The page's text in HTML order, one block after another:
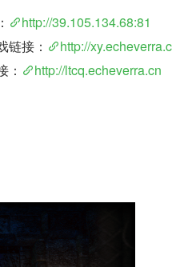
http://39.105.134.68:81
链接：
http://
： http://ltcq.echeverra.cn